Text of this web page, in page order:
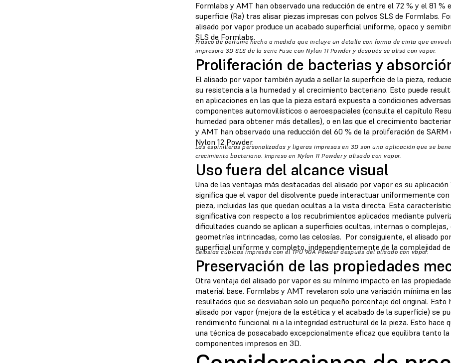
Formlabs y AMT han observado una reducción de entre el 72 % y el 81 %
superficie (Ra) tras alisar piezas impresas con polvos SLS de Formlabs.
alisado por vapor produce un acabado superficial uniforme, opaco y
SLS de Formlabs.
Frasco de perfume hecho a medida que incluye un detalle con forma de cinta que
impresora 3D SLS de la serie Fuse con Nylon 11 Powder y después se alisó con vapor.
Proliferación de bacterias y
El alisado por vapor también ayuda a sellar la superficie de la pieza,
su resistencia a la humedad y al crecimiento bacteriano. Esto puede
en aplicaciones en las que la pieza estará expuesta a condiciones
componentes automovilísticos o aeroespaciales (consulta el capítulo
humedad para obtener más detalles), o en las que el crecimiento
y AMT han observado una reducción del 60 % de la proliferación de SARM
Nylon 12 Powder.
Las espinilleras personalizadas y ligeras impresas en 3D son una aplicación que se
crecimiento bacteriano. Impreso en Nylon 11 Powder y alisado con vapor.
Uso fuera del alcance visual
Una de las ventajas más destacadas del alisado por vapor es su aplicación
significa que el vapor del disolvente puede interactuar uniformemente
pieza, incluidas las que quedan ocultas a la vista directa. Esta
significativa con respecto a los recubrimientos aplicados mediante
dificultades cuando se aplican a superficies ocultas, internas o
geometrías intrincadas, como las celosías. Por consiguiente, el alisado
superficial uniforme y completo, independientemente de la complejidad
Celosías cúbicas impresas con el TPU 90A Powder después del alisado con vapor.
Preservación de las propiedades
Otra ventaja del alisado por vapor es su mínimo impacto en las
material base. Formlabs y AMT revelaron solo una variación mínima en
resultados que se desviaban solo un pequeño porcentaje del original. Esto
alisado por vapor (mejora de la estética y el acabado de la superficie) se
rendimiento funcional ni a la integridad estructural de la pieza. Esto hace
una técnica de posacabado excepcionalmente eficaz que equilibra tanto
componentes impresos en 3D.